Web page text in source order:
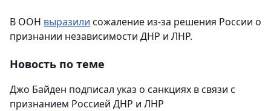
В ООН выразили сожаление из-за решения России о
признании независимости ДНР и ЛНР.
Новость по теме
Джо Байден подписал указ о санкциях в связи с
признанием Россией ДНР и ЛНР